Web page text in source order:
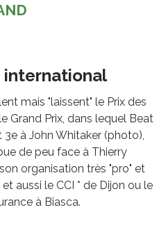
mais "laissent" le Prix des
Grand Prix, dans lequel Beat
à John Whitaker (photo),
de peu face à Thierry
organisation très "pro" et
aussi le CCI * de Dijon ou le
à Biasca.